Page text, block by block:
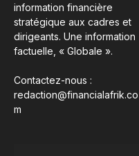
information financière
stratégique aux cadres et
dirigeants. Une information
factuelle, « Globale ».
Contactez-nous :
redaction@financialafrik.co
m